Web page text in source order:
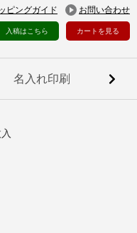
ピングガイド お問い合わせ
カートを見る
入稿はこちら
名入れ印刷